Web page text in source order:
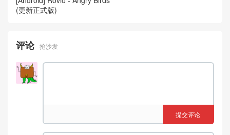
(更新正式版)
评论 抢沙发
提交评论